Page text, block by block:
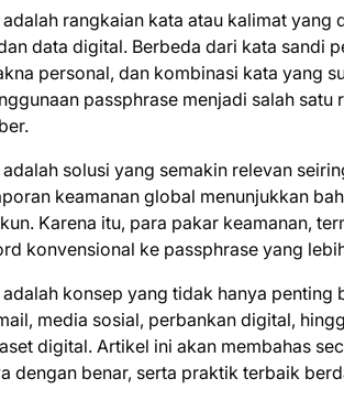
adalah rangkaian kata atau kalimat
data digital. Berbeda dari kata sandi
personal, dan kombinasi kata yang
passphrase menjadi salah
adalah solusi yang semakin relevan
keamanan global menunjukkan
Karena itu, para pakar keamanan,
konvensional ke passphrase yang
adalah konsep yang tidak hanya
media sosial, perbankan digital,
digital. Artikel ini akan membahas
dengan benar, serta praktik terbaik